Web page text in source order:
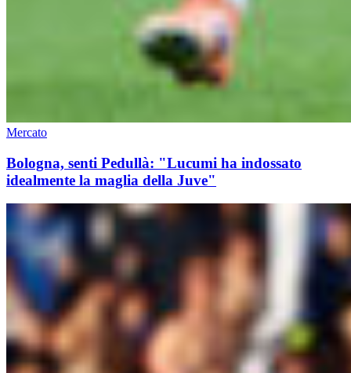
Mercato
Bologna, senti Pedullà: "Lucumi ha indossato
idealmente la maglia della Juve"